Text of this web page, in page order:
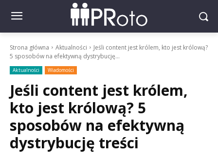
Strona główna Aktualności
Jeśli content jest królem, kto jest królową?
5 sposobów na efektywną dystrybucję...
Aktualności Wiadomości
Jeśli content jest królem,
kto jest królową? 5
sposobów na efektywną
dystrybucję treści